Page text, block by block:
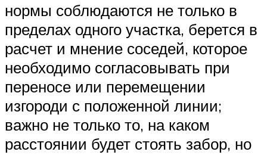
нормы соблюдаются не только в
пределах одного участка, берется в
расчет и мнение соседей, которое
необходимо согласовывать при
переносе или перемещении
изгороди с положенной линии;
важно не только то, на каком
расстоянии будет стоять забор, но